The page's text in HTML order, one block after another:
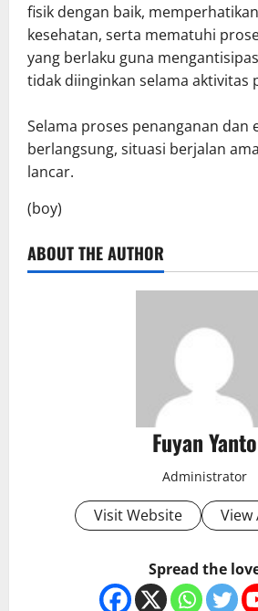
fisik dengan baik,
kesehatan, serta mematuhi
yang berlaku guna
tidak diinginkan selama aktivitas
Selama proses penanganan dan
berlangsung, situasi berjalan
lancar.
(boy)
ABOUT THE AUTHOR
Fuyan Yanto
Administrator
Visit Website View
Spread the